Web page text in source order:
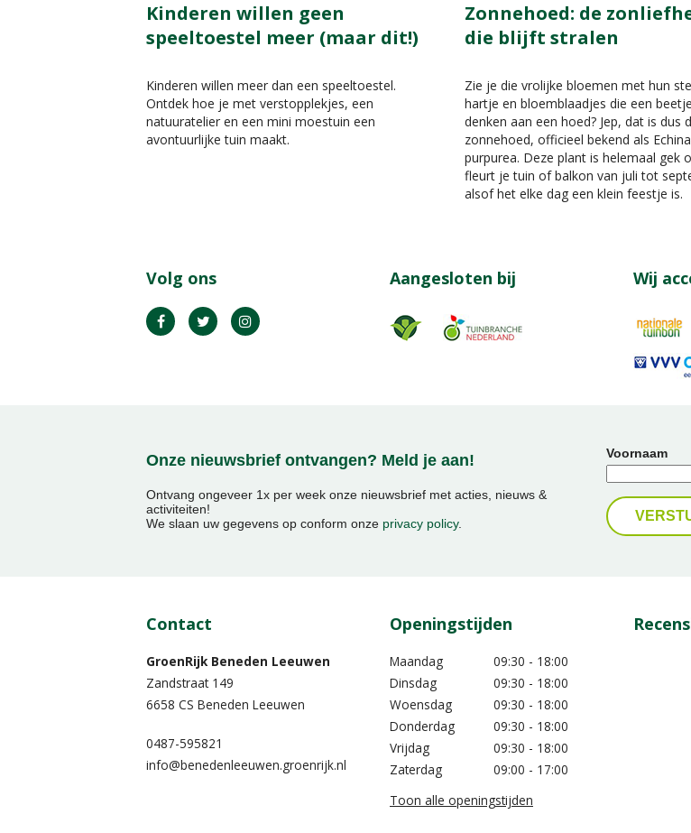
Kinderen willen geen
speeltoestel meer (maar dit!)
Kinderen willen meer dan een speeltoestel.
Ontdek hoe je met verstopplekjes, een
natuuratelier en een mini moestuin een
avontuurlijke tuin maakt.
Zonnehoed: de
die blijft stralen
Zie je die vrolijke bloemen met hun
hartje en bloemblaadjes die een
denken aan een hoed? Jep, dat is dus
zonnehoed, officieel bekend als
purpurea. Deze plant is helemaal gek
fleurt je tuin of balkon van juli tot
alsof het elke dag een klein feestje is.
Volg ons Aangesloten bij Wij
Onze nieuwsbrief ontvangen? Meld je aan!
Ontvang ongeveer 1x per week onze nieuwsbrief met acties, nieuws &
activiteiten!
We slaan uw gegevens op conform onze privacy policy.
Voornaam
Contact
GroenRijk Beneden Leeuwen​
Zandstraat 149
6658 CS Beneden Leeuwen
0487-595821
info@benedenleeuwen.groenrijk.nl
Openingstijden
Maandag
09:30 - 18:00
Dinsdag
09:30 - 18:00
Woensdag
09:30 - 18:00
Donderdag
09:30 - 18:00
Vrijdag
09:30 - 18:00
Zaterdag
09:00 - 17:00
Toon alle openingstijden